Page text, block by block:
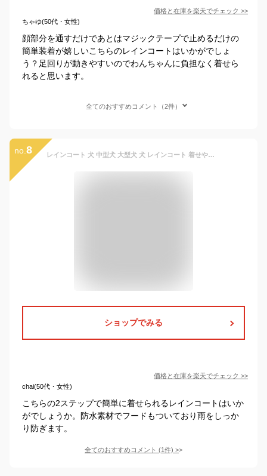
価格と在庫を楽天でチェック >>
ちゃゆ(50代・女性)
顔部分を通すだけであとはマジックテープで止めるだけの
簡単装着が嬉しいこちらのレインコートはいかがでしょ
う？足回りが動きやすいのでわんちゃんに負担なく着せら
れると思います。
全てのおすすめコメント（2件）
no. 8 レインコート 犬 中型犬 大型犬 犬 レインコート 着せやすい 犬用 レインコート 柴犬 レインコート 撥水 かっぱ 防水 合羽 雨具 カッパ
ショップでみる
価格と在庫を楽天でチェック >>
chai(50代・女性)
こちらの2ステップで簡単に着せられるレインコートはいか
がでしょうか。防水素材でフードもついており雨をしっか
り防ぎます。
全てのおすすめコメント (1件) >